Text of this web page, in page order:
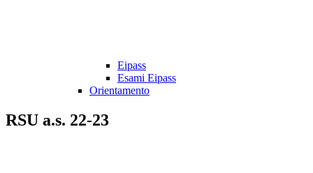
Eipass
Esami Eipass
Orientamento
RSU a.s. 22-23